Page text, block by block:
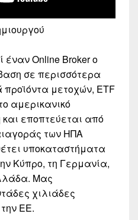
έναν Online Broker ο
σε περισσότερα
προϊόντα μετοχών, ETF
αμερικανικό
και εποπτεύεται από
των ΗΠΑ
υποκαταστήματα
Κύπρο, τη Γερμανία,
Μας
χιλιάδες
ΕΕ.